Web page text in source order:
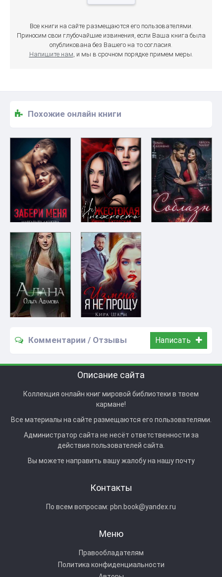
Все книги на сайте размещаются его пользователями.
Приносим свои глубочайшие извинения, если Ваша книга была
опубликована без Вашего на то согласия.
Напишите нам , и мы в срочном порядке примем меры.
Похожие онлайн книги
Комментарии / Отзывы Написать
Описание сайта
Коллекция онлайн книг мировой библиотеки в твоем
кармане!
Все материалы на сайте размещаются его пользователями.
Администратор сайта не несёт ответственности за
действия пользователей сайта.
Вы можете направить вашу жалобу на нашу почту
Контакты
По всем вопросам: pbn.book@yandex.ru
Меню
Правообладателям
Политика конфиденциальности